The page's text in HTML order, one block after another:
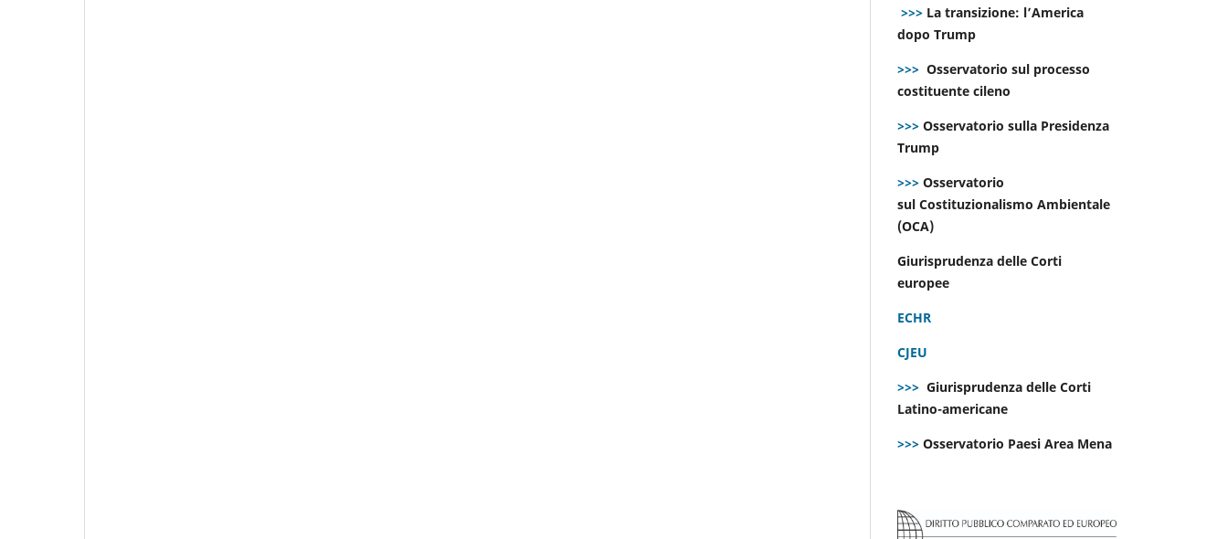
>>> La transizione: l’America
dopo Trump
>>> Osservatorio sul processo
costituente cileno
>>> Osservatorio sulla Presidenza
Trump
>>> Osservatorio
sul Costituzionalismo Ambientale
(OCA)
Giurisprudenza delle Corti
europee
ECHR
CJEU
>>> Giurisprudenza delle Corti
Latino-americane
>>> Osservatorio Paesi Area Mena